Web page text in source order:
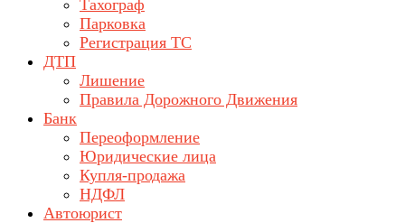
Тахограф
Парковка
Регистрация ТС
ДТП
Лишение
Правила Дорожного Движения
Банк
Переоформление
Юридические лица
Купля-продажа
НДФЛ
Автоюрист